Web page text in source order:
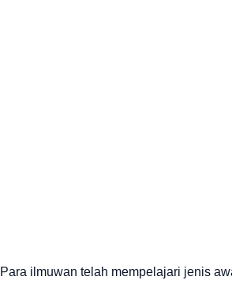
Para ilmuwan telah mempelajari jenis